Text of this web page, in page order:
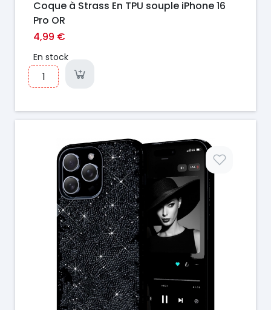
Coque à Strass En TPU souple iPhone 16
Pro OR
4,99 €
En stock